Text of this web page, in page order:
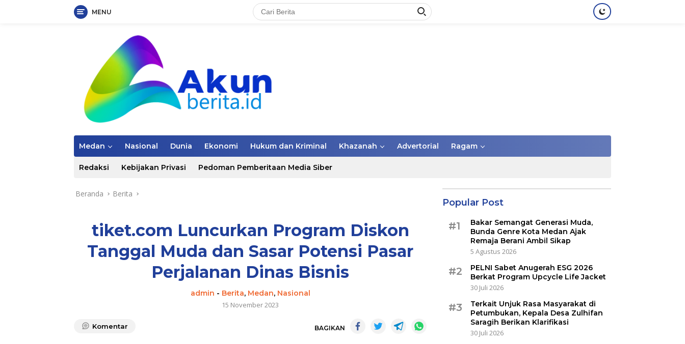
MENU
Medan Nasional Dunia Ekonomi Hukum dan Kriminal Khazanah Advertorial Ragam
Redaksi Kebijakan Privasi Pedoman Pemberitaan Media Siber
Beranda Berita
tiket.com Luncurkan Program Diskon
Tanggal Muda dan Sasar Potensi Pasar
Perjalanan Dinas Bisnis
admin - Berita, Medan, Nasional
15 November 2023
Komentar BAGIKAN
Popular Post
#1
Bakar Semangat Generasi Muda,
Bunda Genre Kota Medan Ajak
Remaja Berani Ambil Sikap
5 Agustus 2026
#2
PELNI Sabet Anugerah ESG 2026
Berkat Program Upcycle Life Jacket
30 Juli 2026
#3
Terkait Unjuk Rasa Masyarakat di
Petumbukan, Kepala Desa Zulhifan
Saragih Berikan Klarifikasi
30 Juli 2026